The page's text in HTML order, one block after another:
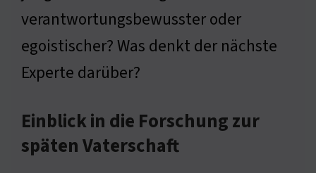
verantwortungsbewusster oder
egoistischer? Was denkt der nächste
Experte darüber?
Einblick in die Forschung zur
späten Vaterschaft